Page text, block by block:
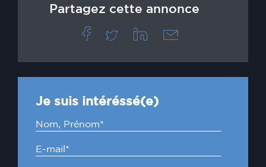
Partagez cette annonce
Je suis intéréssé(e)